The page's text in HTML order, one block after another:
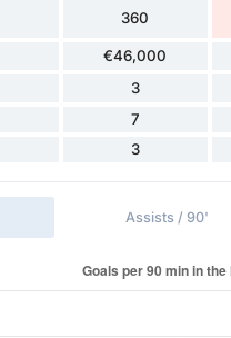
360
€46,000
3
7
3
Assists / 90'